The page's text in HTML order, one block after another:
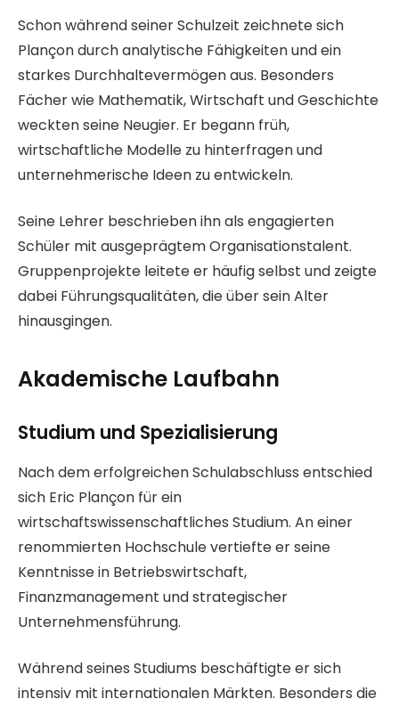
Schon während seiner Schulzeit zeichnete sich
Plançon durch analytische Fähigkeiten und ein
starkes Durchhaltevermögen aus. Besonders
Fächer wie Mathematik, Wirtschaft und Geschichte
weckten seine Neugier. Er begann früh,
wirtschaftliche Modelle zu hinterfragen und
unternehmerische Ideen zu entwickeln.
Seine Lehrer beschrieben ihn als engagierten
Schüler mit ausgeprägtem Organisationstalent.
Gruppenprojekte leitete er häufig selbst und zeigte
dabei Führungsqualitäten, die über sein Alter
hinausgingen.
Akademische Laufbahn
Studium und Spezialisierung
Nach dem erfolgreichen Schulabschluss entschied
sich Eric Plançon für ein
wirtschaftswissenschaftliches Studium. An einer
renommierten Hochschule vertiefte er seine
Kenntnisse in Betriebswirtschaft,
Finanzmanagement und strategischer
Unternehmensführung.
Während seines Studiums beschäftigte er sich
intensiv mit internationalen Märkten. Besonders die